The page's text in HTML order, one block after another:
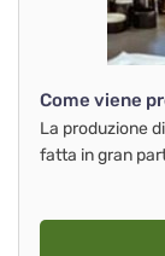
Come viene
La produzione
fatta in gran